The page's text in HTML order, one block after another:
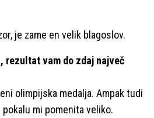
je zame en velik blagoslov.
rezultat vam do zdaj največ
olimpijska medalja. Ampak tudi
mi pomenita veliko.